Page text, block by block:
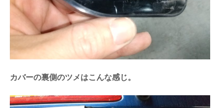
カバーの裏側のツメはこんな感じ。